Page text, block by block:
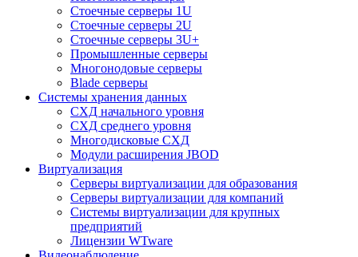
Стоечные серверы 1U
Стоечные серверы 2U
Стоечные серверы 3U+
Промышленные серверы
Многонодовые серверы
Blade серверы
Системы хранения данных
СХД начального уровня
СХД среднего уровня
Многодисковые СХД
Модули расширения JBOD
Виртуализация
Серверы виртуализации для образования
Серверы виртуализации для компаний
Системы виртуализации для крупных
предприятий
Лицензии WTware